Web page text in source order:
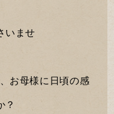
いませ
お母様に日頃の感
？